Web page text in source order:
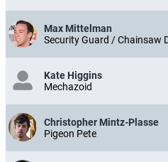
Max Mittelman
Security Guard / Chainsaw
Kate Higgins
Mechazoid
Christopher Mintz-Plasse
Pigeon Pete